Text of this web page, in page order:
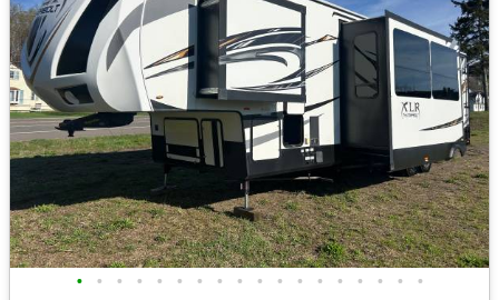
• • • • • • • • • • • • • • • • • •